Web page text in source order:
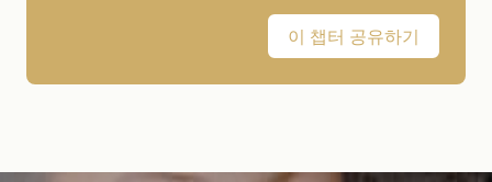
이 챕터 공유하기